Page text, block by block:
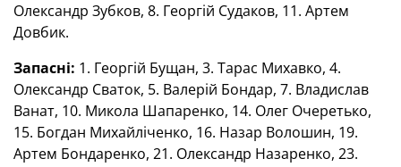
Олександр Зубков, 8. Георгій Судаков, 11. Артем
Довбик.
Запасні: 1. Георгій Бущан, 3. Тарас Михавко, 4.
Олександр Сваток, 5. Валерій Бондар, 7. Владислав
Ванат, 10. Микола Шапаренко, 14. Олег Очеретько,
15. Богдан Михайліченко, 16. Назар Волошин, 19.
Артем Бондаренко, 21. Олександр Назаренко, 23.